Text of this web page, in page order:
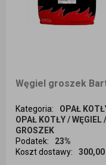
Kategoria:
OPAŁ
OPAŁ KOTŁY / WĘGIEL /
GROSZEK
Podatek:
23%
Koszt dostawy: 300,00
Ilość sztuk